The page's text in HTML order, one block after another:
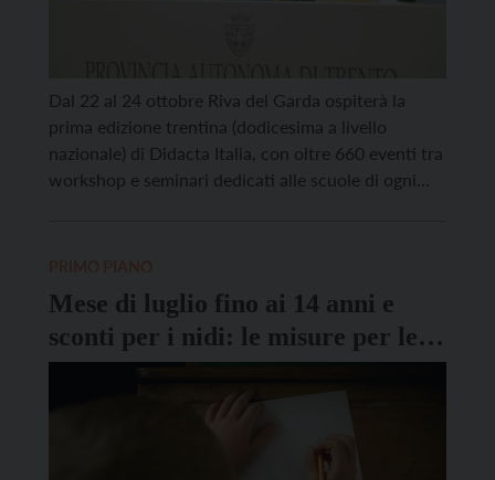
Dal 22 al 24 ottobre Riva del Garda ospiterà la
prima edizione trentina (dodicesima a livello
nazionale) di Didacta Italia, con oltre 660 eventi tra
workshop e seminari dedicati alle scuole di ogni
Mese di luglio fino ai 14 anni e
sconti per i nidi: le misure per le
famiglie in finanziaria